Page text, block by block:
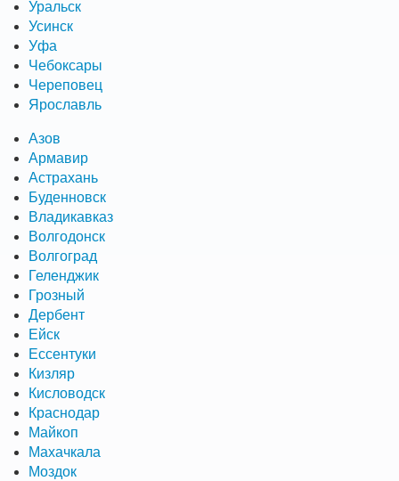
Уральск
Усинск
Уфа
Чебоксары
Череповец
Ярославль
Азов
Армавир
Астрахань
Буденновск
Владикавказ
Волгодонск
Волгоград
Геленджик
Грозный
Дербент
Ейск
Ессентуки
Кизляр
Кисловодск
Краснодар
Майкоп
Махачкала
Моздок